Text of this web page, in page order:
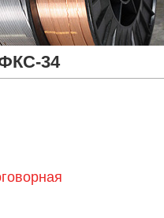
34